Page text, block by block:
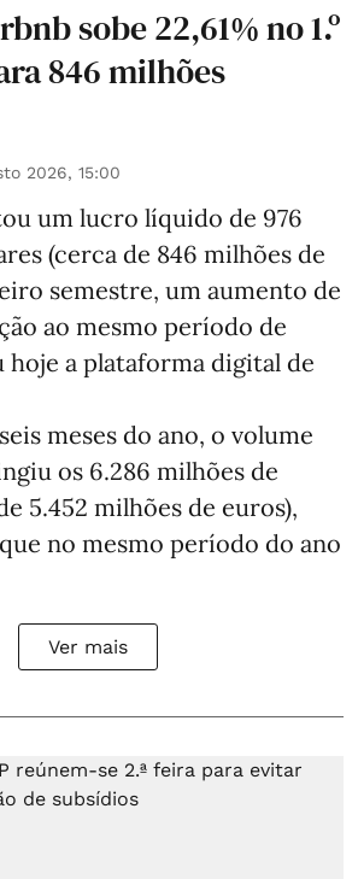
sobe 22,61% no 1.º
846 milhões
2026, 15:00
um lucro líquido de 976
(cerca de 846 milhões de
semestre, um aumento de
ao mesmo período de
hoje a plataforma digital de
meses do ano, o volume
os 6.286 milhões de
5.452 milhões de euros),
que no mesmo período do ano
Ver mais